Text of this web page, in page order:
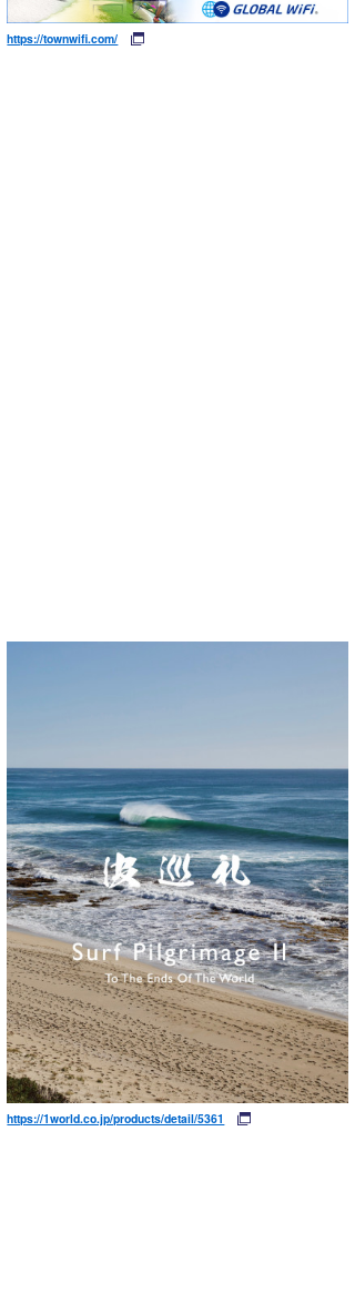
https://townwifi.com/
https://1world.co.jp/products/detail/5361